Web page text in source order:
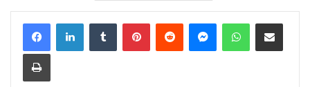
FacebookLinkedInTumblr PinterestReddit MessengerWhatsAppShare via Email
Print